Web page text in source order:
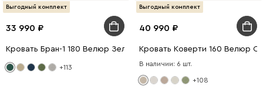
Выгодный комплект
33 990
Кровать Бран-1 180 Велюр Зеленый
+113
Выгодный комплект
40 990
Кровать Коверти 160 Велюр
В наличии: 6 шт.
+108